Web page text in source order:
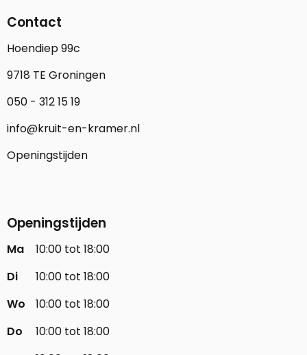
Contact
Hoendiep 99c
9718 TE Groningen
050 - 312 15 19
info@kruit-en-kramer.nl
Openingstijden
Openingstijden
Ma
10:00 tot 18:00
Di
10:00 tot 18:00
Wo
10:00 tot 18:00
Do
10:00 tot 18:00